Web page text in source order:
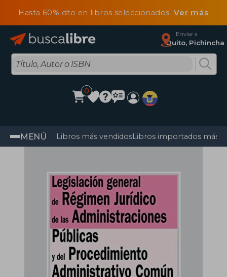
Hasta 60% dto en libros seleccionadosVer más
Enviar a
Quito, Pichincha
0
MENÚ Libros más vendidosLibros importados más